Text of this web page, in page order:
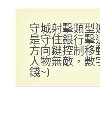
守城射擊類型
是守住銀行擊
方向鍵控制移
人物無敵，數
錢~)